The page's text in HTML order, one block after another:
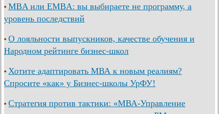
• MBA или EMBA: вы выбираете не программу, а
уровень последствий
• О лояльности выпускников, качестве обучения и
Народном рейтинге бизнес-школ
• Хотите адаптировать МВА к новым реалиям?
Спросите «как» у Бизнес-школы УрФУ!
• Стратегия против тактики: «МВА-Управление